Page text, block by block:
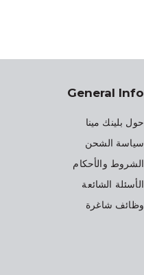
General Info
حول بلينك مينا
سياسة الشحن
الشروط والأحكام
الأسئلة الشائعة
وظائف شاغرة